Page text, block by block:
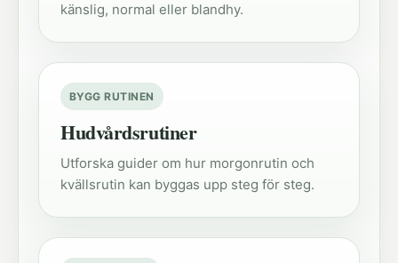
känslig, normal eller blandhy.
BYGG RUTINEN
Hudvårdsrutiner
Utforska guider om hur morgonrutin och
kvällsrutin kan byggas upp steg för steg.